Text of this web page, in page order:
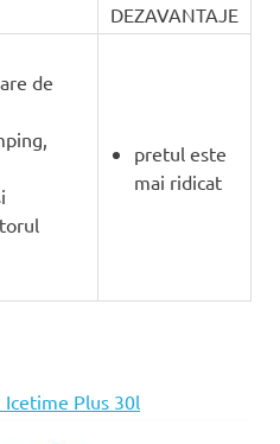
DEZAVANTAJE
de
pretul este
mai ridicat
Plus 30l